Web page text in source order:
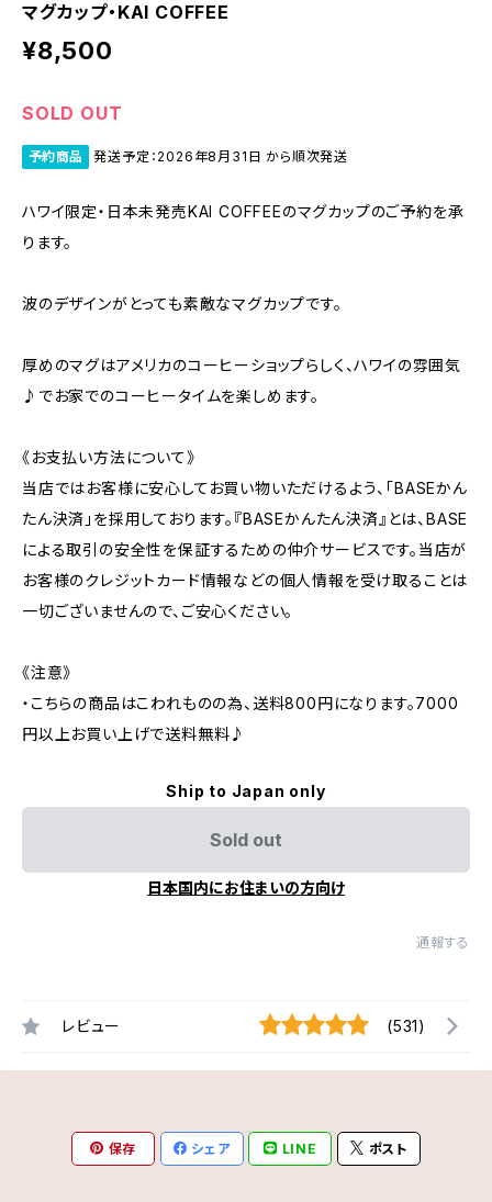
マグカップ・KAI COFFEE
¥8,500
SOLD OUT
予約商品 発送予定：2026年8月31日 から順次発送
ハワイ限定・日本未発売KAI COFFEEのマグカップのご予約を承
ります。
波のデザインがとっても素敵なマグカップです。
厚めのマグはアメリカのコーヒーショップらしく、ハワイの雰囲気
♪でお家でのコーヒータイムを楽しめます。
《お支払い方法について》
当店ではお客様に安心してお買い物いただけるよう、「BASEかん
たん決済」を採用しております。『BASEかんたん決済』とは、BASE
による取引の安全性を保証するための仲介サービスです。当店が
お客様のクレジットカード情報などの個人情報を受け取ることは
一切ございませんので、ご安心ください。
《注意》
・こちらの商品はこわれものの為、送料800円になります。7000
円以上お買い上げで送料無料♪
Ship to Japan only
Sold out
日本国内にお住まいの方向け
通報する
レビュー (531)
保存 シェア LINE ポスト